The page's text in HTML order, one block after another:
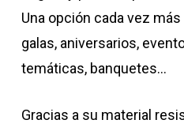
Una opción cada vez
galas, aniversarios,
temáticas, banquetes…
Gracias a su material